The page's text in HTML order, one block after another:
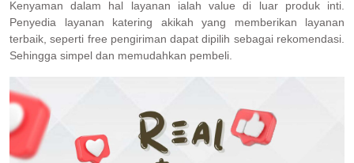
Kenyaman dalam hal layanan ialah value di luar produk inti.
Penyedia layanan katering akikah yang memberikan layanan
terbaik, seperti free pengiriman dapat dipilih sebagai rekomendasi.
Sehingga simpel dan memudahkan pembeli.